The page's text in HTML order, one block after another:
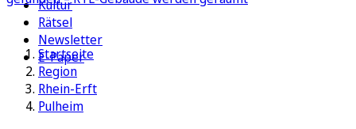
Kultur
Rätsel
Newsletter
E-Paper
Startseite
Region
Rhein-Erft
Pulheim